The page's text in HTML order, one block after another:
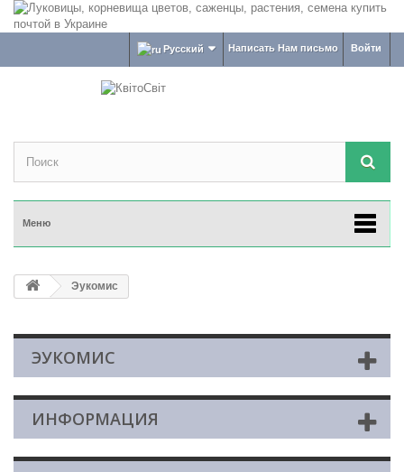
Войти
Написать Нам письмо
Русский
Меню
Эукомис
ЭУКОМИС
ИНФОРМАЦИЯ